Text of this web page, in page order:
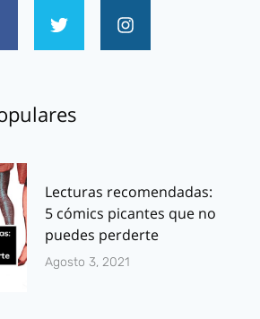
Lecturas recomendadas:
5 cómics picantes que no
puedes perderte
Agosto 3, 2021